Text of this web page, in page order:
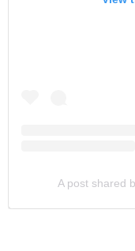
A post shared